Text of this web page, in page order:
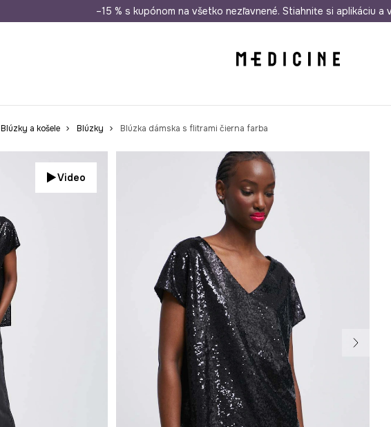
Doprava zadarmo od 50 € Odoslanie aj do 24 hodín
–15 % s kupónom na všetko nezľavnené. Stiahnite si aplikáciu a
Blúzky a košele Blúzky Blúzka dámska s flitrami čierna farba
Video